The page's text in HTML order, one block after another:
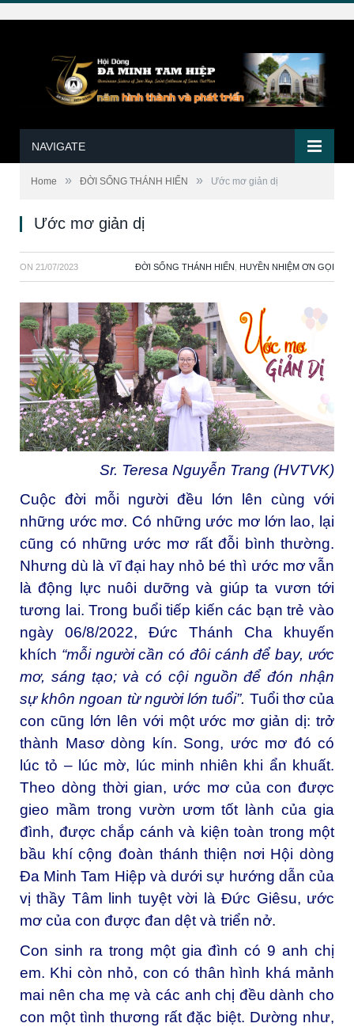
NAVIGATE
Home » ĐỜI SỐNG THÁNH HIẾN » Ước mơ giản dị
Ước mơ giản dị
ON 21/07/2023 ĐỜI SỐNG THÁNH HIẾN HUYỀN NHIỆM ƠN GỌI
Sr. Teresa Nguyễn Trang (HVTVK)
Cuộc đời mỗi người đều lớn lên cùng với
những ước mơ. Có những ước mơ lớn lao, lại
cũng có những ước mơ rất đỗi bình thường.
Nhưng dù là vĩ đại hay nhỏ bé thì ước mơ vẫn
là động lực nuôi dưỡng và giúp ta vươn tới
tương lai. Trong buổi tiếp kiến các bạn trẻ vào
ngày 06/8/2022, Đức Thánh Cha khuyến
khích “mỗi người cần có đôi cánh để bay, ước
mơ, sáng tạo; và có cội nguồn để đón nhận
sự khôn ngoan từ người lớn tuổi”. Tuổi thơ của
con cũng lớn lên với một ước mơ giản dị: trở
thành Masơ dòng kín. Song, ước mơ đó có
lúc tỏ – lúc mờ, lúc minh nhiên khi ẩn khuất.
Theo dòng thời gian, ước mơ của con được
gieo mầm trong vườn ươm tốt lành của gia
đình, được chắp cánh và kiện toàn trong một
bầu khí cộng đoàn thánh thiện nơi Hội dòng
Đa Minh Tam Hiệp và dưới sự hướng dẫn của
vị thầy Tâm linh tuyệt vời là Đức Giêsu, ước
mơ của con được đan dệt và triển nở.
Con sinh ra trong một gia đình có 9 anh chị
em. Khi còn nhỏ, con có thân hình khá mảnh
mai nên cha mẹ và các anh chị đều dành cho
con một tình thương rất đặc biệt. Dường như,